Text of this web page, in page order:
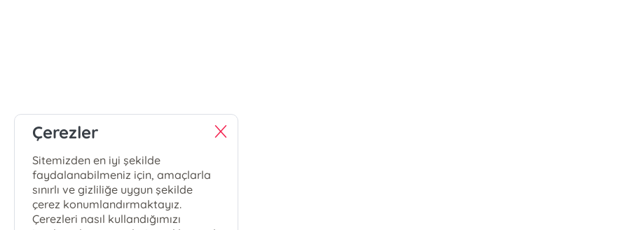
Çerezler
Sitemizden en iyi şekilde
faydalanabilmeniz için, amaçlarla
sınırlı ve gizliliğe uygun şekilde
çerez konumlandırmaktayız.
Çerezleri nasıl kullandığımızı